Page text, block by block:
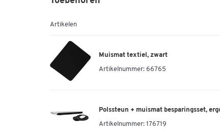
Artikelen
Muismat textiel, zwart
Artikelnummer: 66765
Polssteun + muismat besparingsset,
Artikelnummer: 176719